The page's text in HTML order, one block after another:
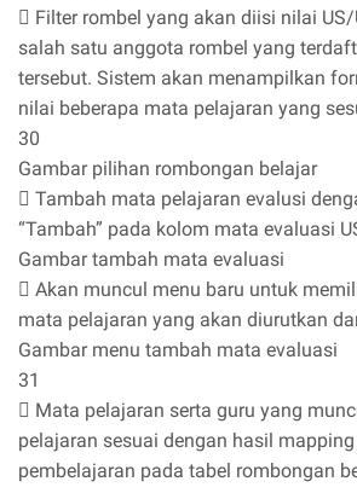
 Filter rombel yang akan diisi nilai
salah satu anggota rombel yang
tersebut. Sistem akan menampilkan
nilai beberapa mata pelajaran yang
30
Gambar pilihan rombongan belajar
 Tambah mata pelajaran evalusi
“Tambah” pada kolom mata evaluasi
Gambar tambah mata evaluasi
 Akan muncul menu baru untuk
mata pelajaran yang akan diurutkan
Gambar menu tambah mata evaluasi
31
 Mata pelajaran serta guru yang
pelajaran sesuai dengan hasil
pembelajaran pada tabel rombongan